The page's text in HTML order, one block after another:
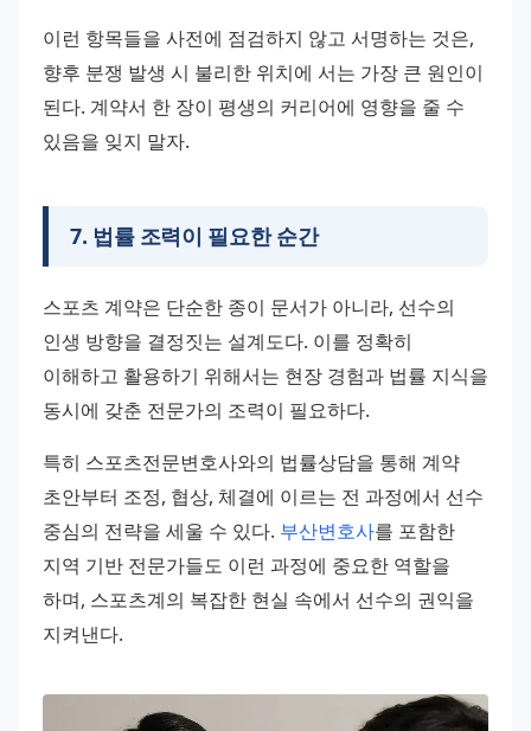
이런 항목들을 사전에 점검하지 않고 서명하는 것은,
향후 분쟁 발생 시 불리한 위치에 서는 가장 큰 원인이
된다. 계약서 한 장이 평생의 커리어에 영향을 줄 수
있음을 잊지 말자.
7. 법률 조력이 필요한 순간
스포츠 계약은 단순한 종이 문서가 아니라, 선수의
인생 방향을 결정짓는 설계도다. 이를 정확히
이해하고 활용하기 위해서는 현장 경험과 법률 지식을
동시에 갖춘 전문가의 조력이 필요하다.
특히 스포츠전문변호사와의 법률상담을 통해 계약
초안부터 조정, 협상, 체결에 이르는 전 과정에서 선수
중심의 전략을 세울 수 있다. 부산변호사를 포함한
지역 기반 전문가들도 이런 과정에 중요한 역할을
하며, 스포츠계의 복잡한 현실 속에서 선수의 권익을
지켜낸다.